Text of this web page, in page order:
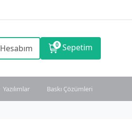
Hesabım 0 Sepetim
Yazılımlar Baskı Çözümleri